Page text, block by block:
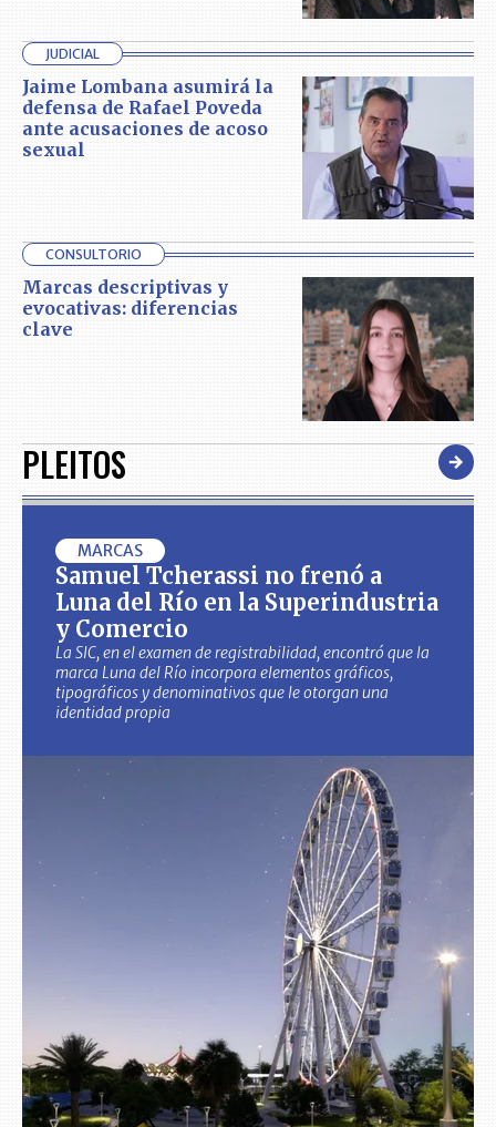
JUDICIAL
Jaime Lombana asumirá la
defensa de Rafael Poveda
ante acusaciones de acoso
sexual
CONSULTORIO
Marcas descriptivas y
evocativas: diferencias
clave
PLEITOS
MARCAS
Samuel Tcherassi no frenó a
Luna del Río en la Superindustria
y Comercio
La SIC, en el examen de registrabilidad, encontró que la
marca Luna del Río incorpora elementos gráficos,
tipográficos y denominativos que le otorgan una
identidad propia